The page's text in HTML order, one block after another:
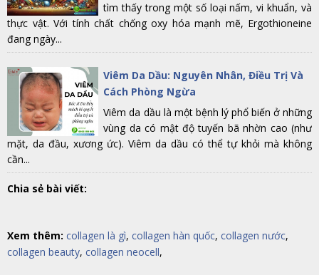
tìm thấy trong một số loại nấm, vi khuẩn, và
thực vật. Với tính chất chống oxy hóa mạnh mẽ, Ergothioneine
đang ngày...
Viêm Da Dầu: Nguyên Nhân, Điều Trị Và
Cách Phòng Ngừa
Viêm da dầu là một bệnh lý phổ biến ở những
vùng da có mật độ tuyến bã nhờn cao (như
mặt, da đầu, xương ức). Viêm da dầu có thể tự khỏi mà không
cần...
Chia sẻ bài viết:
Xem thêm: collagen là gì, collagen hàn quốc, collagen nước,
collagen beauty, collagen neocell,